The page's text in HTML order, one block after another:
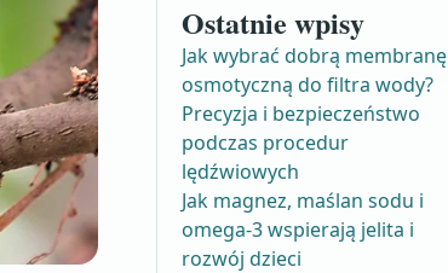
Ostatnie wpisy
Jak wybrać dobrą membranę
osmotyczną do filtra wody?
Precyzja i bezpieczeństwo
podczas procedur
lędźwiowych
Jak magnez, maślan sodu i
omega-3 wspierają jelita i
rozwój dzieci